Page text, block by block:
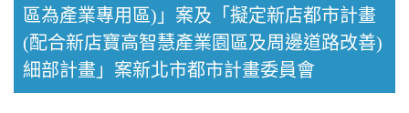
區為產業專用區)」案及「擬定新店都市計畫
(配合新店寶高智慧產業園區及周邊道路改善)
細部計畫」案新北市都市計畫委員會